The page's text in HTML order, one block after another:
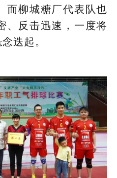
而柳城糖厂代表队也
、反击迅速，一度将
迭起。